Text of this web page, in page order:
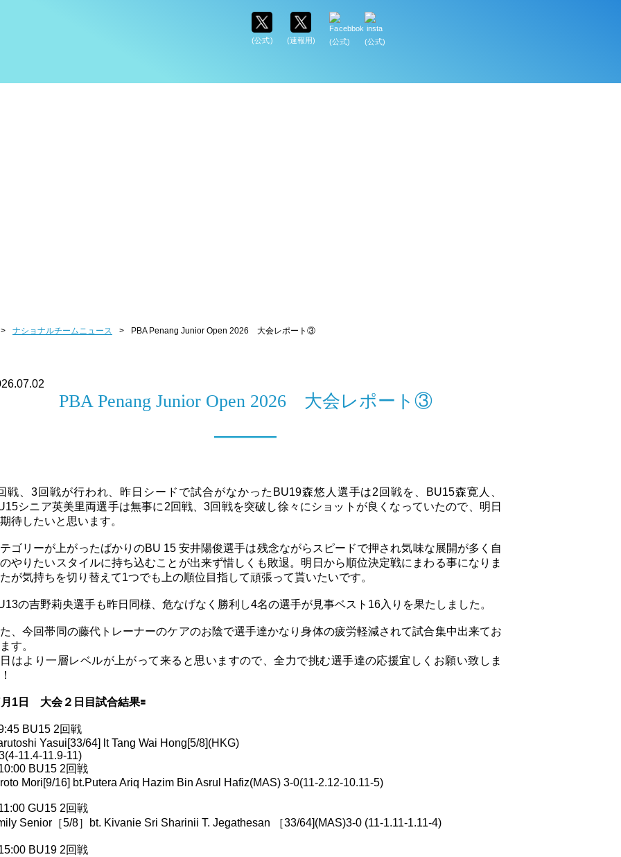
(公式) (速報用) (公式) (公式)
> ナショナルチームニュース > PBA Penang Junior Open 2026 大会レポート③
PBA Penang Junior Open 2026 大会レポート③
戦、3回戦が行われ、昨日シードで試合がなかったBU19森悠人選手は2回戦を、BU15森寛人、
シニア英美里両選手は無事に2回戦、3回戦を突破し徐々にショットが良くなっていたので、明日
待したいと思います。
ゴリーが上がったばかりのBU 15 安井陽俊選手は残念ながらスピードで押され気味な展開が多く自
やりたいスタイルに持ち込むことが出来ず惜しくも敗退。明日から順位決定戦にまわる事になりま
が気持ちを切り替えて1つでも上の順位目指して頑張って貰いたいです。
の吉野莉央選手も昨日同様、危なげなく勝利し4名の選手が見事ベスト16入りを果たしました。
た、今回帯同の藤代トレーナーのケアのお陰で選手達かなり身体の疲労軽減されて試合集中出来てお
す。
はより一層レベルが上がって来ると思いますので、全力で挑む選手達の応援宜しくお願い致しま
月1日 大会２日目試合結果🟰
BU15 2回戦
Yasui[33/64] lt Tang Wai Hong[5/8](HKG)
11.4-11.9-11)
BU15 2回戦
Mori[9/16] bt.Putera Ariq Hazim Bin Asrul Hafiz(MAS) 3-0(11-2.12-10.11-5)
GU15 2回戦
Senior［5/8］bt. Kivanie Sri Sharinii T. Jegathesan ［33/64](MAS)3-0 (11-1.11-1.11-4)
BU19 2回戦